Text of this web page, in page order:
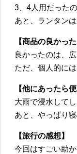
3、4人用だった
あと、ランタン
【商品の良かっ
良かったのは、広
ただ、個人的に
【他にあったら
大雨で浸水して
あと、やっぱり
【旅行の感想】
今回はすごい助